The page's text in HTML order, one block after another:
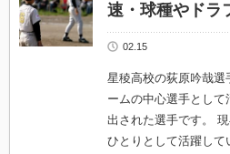
速・球種やドラ
02.15
星稜高校の荻原吟哉
ームの中心選手として
出された選手です。
ひとりとして活躍して